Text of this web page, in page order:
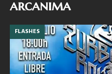
arcanima
FLASHES